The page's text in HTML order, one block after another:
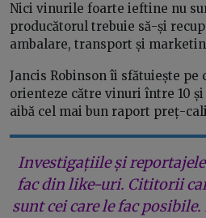
Nici vinurile foarte ieftine nu
producătorul trebuie să-și
ambalare, transport și
Jancis Robinson îi sfătuiește pe
orienteze către vinuri între 10
aibă cel mai bun raport preț-
Investigațiile și
fac din like-uri. Cititorii
sunt cei care le fac